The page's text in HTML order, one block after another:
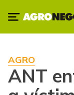
AGRO
ANT